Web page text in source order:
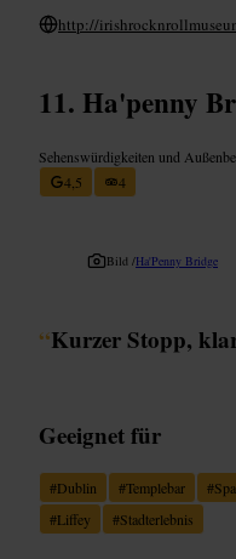
http://
Ha'penny
Sehenswürdigkeiten und
4,5
4
Bild /Ha'Penny Bridge
“Kurzer Stopp,
Geeignet für
#Dublin #Templebar #
#Liffey #Stadterlebnis